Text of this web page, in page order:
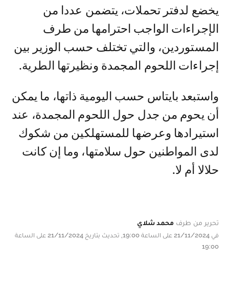
يخضع لدفتر تحملات، يتضمن عددا من
الإجراءات الواجب احترامها من طرف
المستوردين، والتي تختلف حسب الوزير بين
إجراءات اللحوم المجمدة ونظيرتها الطرية.
واستبعد بايتاس حسب اليومية ذاتها، ما يمكن
أن يحوم من جدل حول اللحوم المجمدة، عند
استيرادها وعرضها للمستهلكين من شكوك
لدى المواطنين حول سلامتها، وما إن كانت
حلالا أم لا.
تحرير من طرف محمد شلاي
في 21/11/2024 على الساعة 19:00, تحديث بتاريخ 21/11/2024 على الساعة
19:00